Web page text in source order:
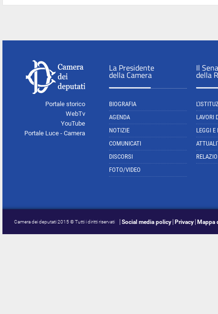
Portale storico
WebTv
YouTube
Portale Luce - Camera
La Presidente
della Camera
BIOGRAFIA
AGENDA
NOTIZIE
COMUNICATI
DISCORSI
FOTO/VIDEO
Il
della
LAVORI
LEGGI E
Camera dei deputati 2015 © Tutti i diritti riservati Social media policy Privacy Mappa